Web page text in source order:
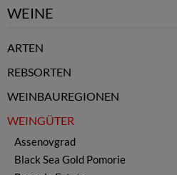
WEINE
ARTEN
Natural / Low Intervention
Rotwein
Weißwein
Rosewein
Cuvee Wein
REBSORTEN
Cabernet Franc
Chardonnay
Dimiat
Gamza & Kadarka
WEINBAUREGIONEN
Donauebene - Nord
Schwarzmeerregion - Ost
Rosental - Zentral
Thrakische Tiefebene - Süd
WEINGÜTER
Assenovgrad
Black Sea Gold Pomorie